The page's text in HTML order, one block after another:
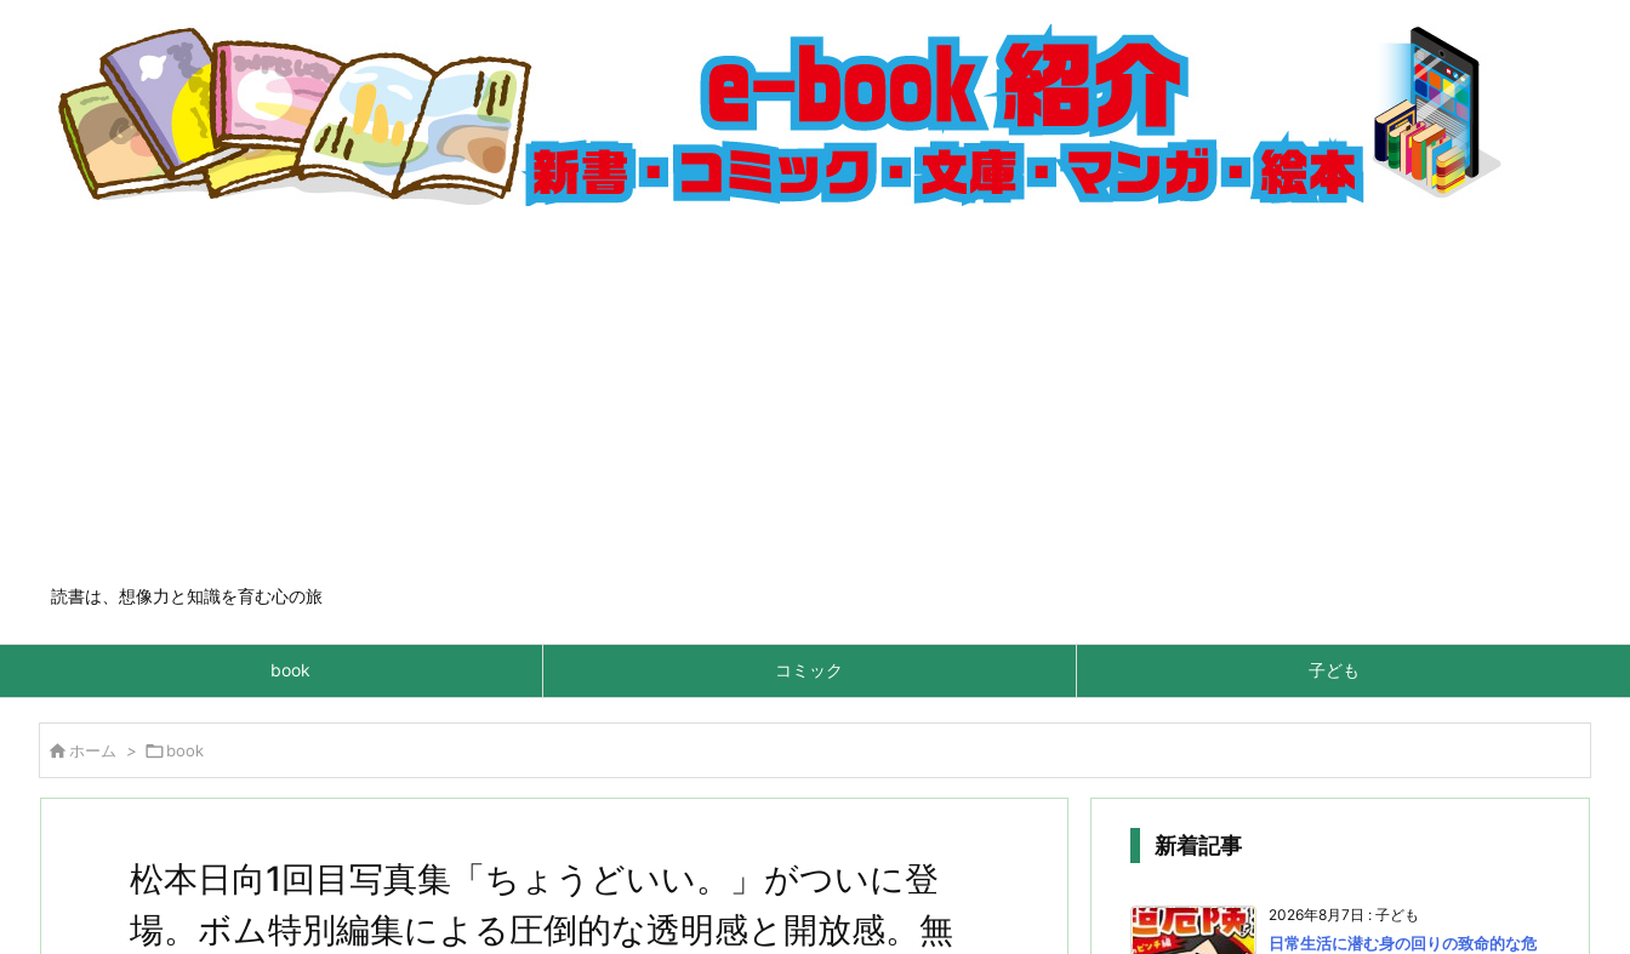
読書は、想像力と知識を育む心の旅
book コミック 子ども
 ホーム > book
松本日向1回目写真集「ちょうどいい。」がついに登
場。ボム特別編集による圧倒的な透明感と開放感。無
新着記事
2026年8月7日 : 子ども
日常生活に潜む身の回りの致命的な危